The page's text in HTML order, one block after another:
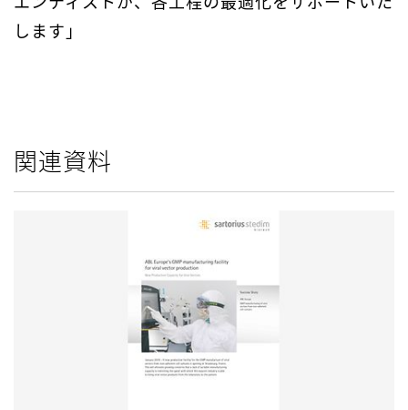
します」
関連資料